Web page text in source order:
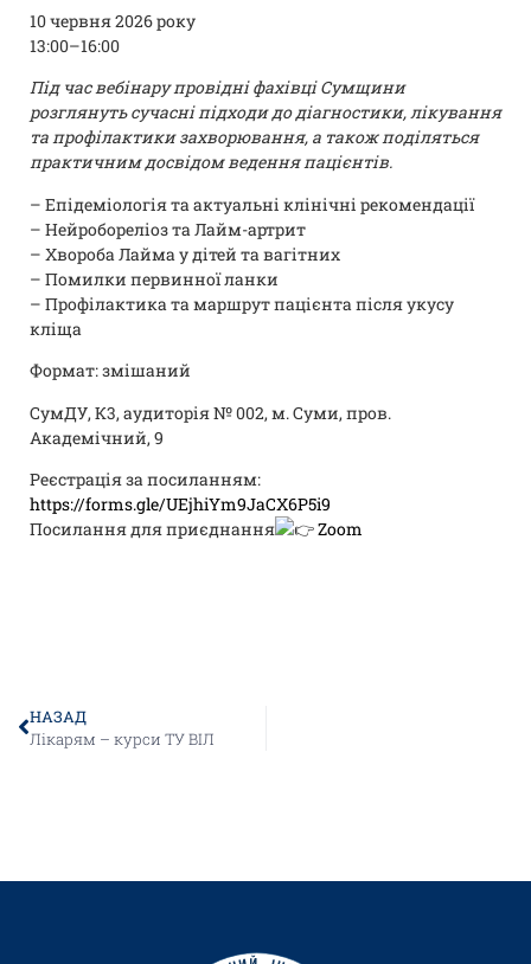
10 червня 2026 року
13:00–16:00
Під час вебінару провідні фахівці Сумщини
розглянуть сучасні підходи до діагностики, лікування
та профілактики захворювання, а також поділяться
практичним досвідом ведення пацієнтів.
– Епідеміологія та актуальні клінічні рекомендації
– Нейробореліоз та Лайм-артрит
– Хвороба Лайма у дітей та вагітних
– Помилки первинної ланки
– Профілактика та маршрут пацієнта після укусу
кліща
Формат: змішаний
СумДУ, К3, аудиторія № 002, м. Суми, пров.
Академічний, 9
Реєстрація за посиланням:
https://forms.gle/UEjhiYm9JaCX6P5i9
Посилання для приєднання
Zoom
НАЗАД
Лікарям – курси ТУ ВІЛ